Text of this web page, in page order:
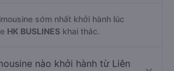
sớm nhất khởi hành lúc
HK BUSLINES khai thác.
nào khởi hành từ Liên